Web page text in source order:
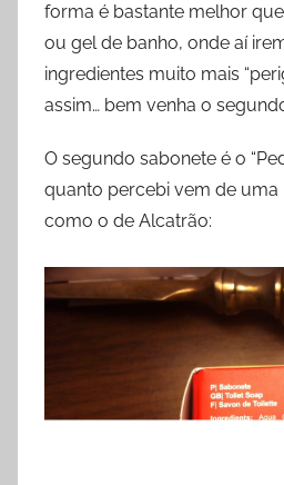
forma é bastante melhor
ou gel de banho, onde aí
ingredientes muito mais
assim… bem venha o
O segundo sabonete é o
quanto percebi vem de uma
como o de Alcatrão: